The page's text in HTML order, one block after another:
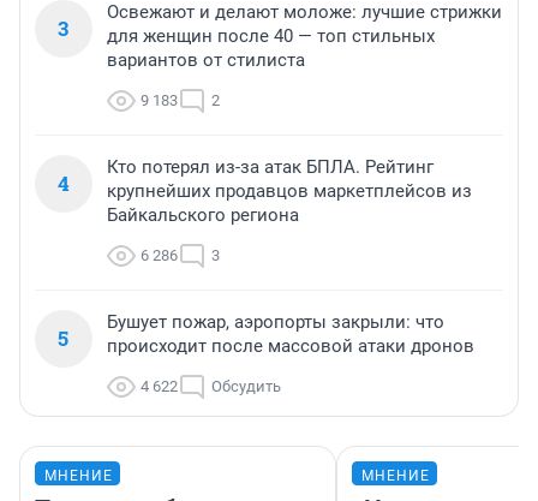
3
Освежают и делают моложе: лучшие стрижки
для женщин после 40 — топ стильных
вариантов от стилиста
9 183 2
4
Кто потерял из-за атак БПЛА. Рейтинг
крупнейших продавцов маркетплейсов из
Байкальского региона
6 286 3
5
Бушует пожар, аэропорты закрыли: что
происходит после массовой атаки дронов
4 622 Обсудить
МНЕНИЕ МНЕНИЕ